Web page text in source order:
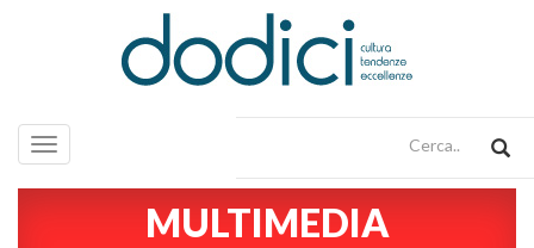
Toggle
navigation
MULTIMEDIA